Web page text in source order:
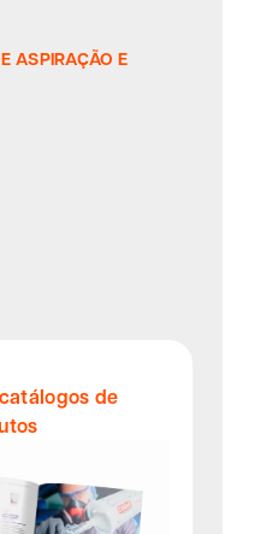
ASPIRAÇÃO E
de